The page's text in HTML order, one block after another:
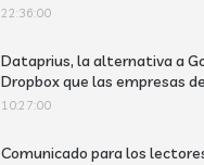
22:36:00
Dataprius, la alternativa a
Dropbox que las empresas
10:27:00
Comunicado para los